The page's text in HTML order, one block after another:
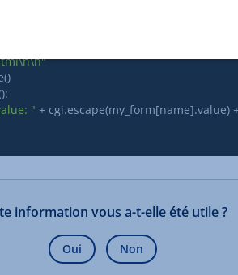
" + cgi.escape(my_form[name].value)
information vous a-t-elle été utile ?
Oui Non